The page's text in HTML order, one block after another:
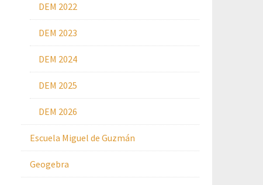
DEM 2022
DEM 2023
DEM 2024
DEM 2025
DEM 2026
Escuela Miguel de Guzmán
Geogebra